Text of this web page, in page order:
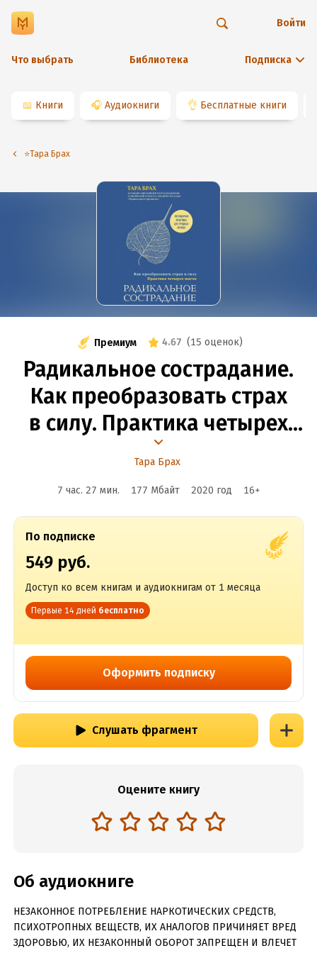
Что выбрать Библиотека Подписка
Войти
📖 Книги 🎧 Аудиокниги 👌 Бесплатные книги
⭐️Тара Брах
Премиум 4.67 (15 оценок)
Радикальное сострадание.
Как преобразовать страх
в силу. Практика четырех
шагов
Тара Брах
7 час. 27 мин. 177 Мбайт 2020 год 16+
По подписке
549 руб.
Доступ ко всем книгам и аудиокнигам от 1 месяца
Первые 14 дней бесплатно
Оформить подписку
Слушать фрагмент
Оцените книгу
Об аудиокниге
НЕЗАКОННОЕ ПОТРЕБЛЕНИЕ НАРКОТИЧЕСКИХ СРЕДСТВ,
ПСИХОТРОПНЫХ ВЕЩЕСТВ, ИХ АНАЛОГОВ ПРИЧИНЯЕТ ВРЕД
ЗДОРОВЬЮ, ИХ НЕЗАКОННЫЙ ОБОРОТ ЗАПРЕЩЕН И ВЛЕЧЕТ